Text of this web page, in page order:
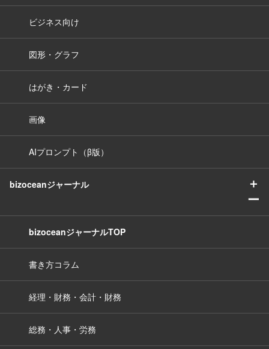
ビジネス向け
図形・グラフ
はがき・カード
画像
AIプロンプト（β版）
bizoceanジャーナル
＋
ー
bizoceanジャーナルTOP
書き方コラム
経理・財務・会計・財務
総務・人事・労務